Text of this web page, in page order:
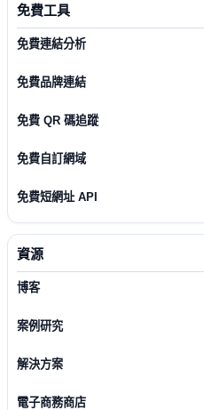
免費工具
免費連結分析
免費品牌連結
免費 QR 碼追蹤
免費自訂網域
免費短網址 API
資源
博客
案例研究
解決方案
電子商務商店